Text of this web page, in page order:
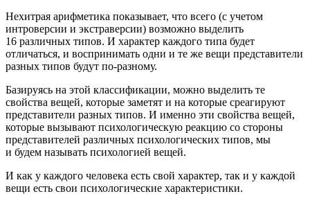
Нехитрая арифметика показывает, что всего (с учетом
интроверсии и экстраверсии) возможно выделить
16 различных типов. И характер каждого типа будет
отличаться, и воспринимать одни и те же вещи представители
разных типов будут по-разному.
Базируясь на этой классификации, можно выделить те
свойства вещей, которые заметят и на которые среагируют
представители разных типов. И именно эти свойства вещей,
которые вызывают психологическую реакцию со стороны
представителей различных психологических типов, мы
и будем называть психологией вещей.
И как у каждого человека есть свой характер, так и у каждой
вещи есть свои психологические характеристики.